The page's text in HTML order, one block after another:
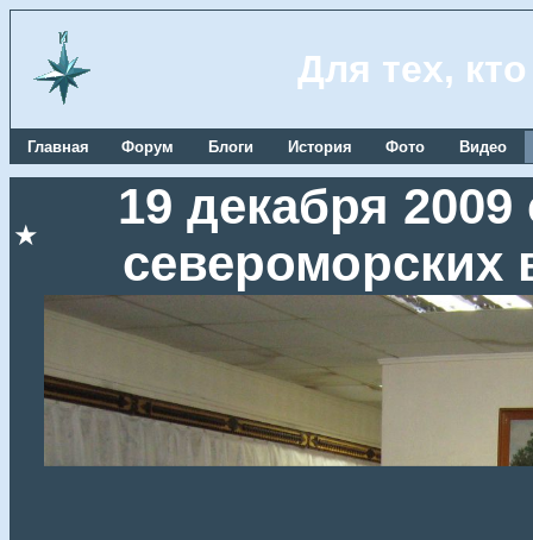
Для тех,
Главная Форум Блоги История Фото Видео
★
19 декабря
североморских